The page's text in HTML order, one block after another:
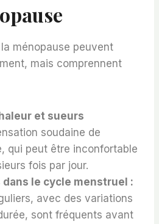
ménopause peuvent
mais comprennent
et sueurs
soudaine de
qui peut être inconfortable
fois par jour.
le cycle menstruel :
avec des variations
sont fréquents avant